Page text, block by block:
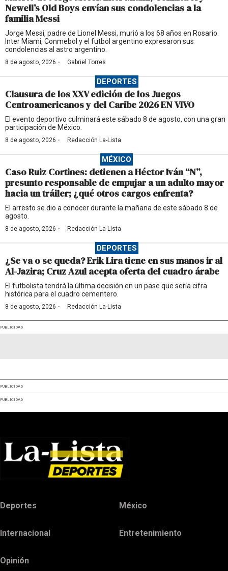
Newell’s Old Boys envían sus condolencias a la
familia Messi
Jorge Messi, padre de Lionel Messi, murió a los 68 años en Rosario.
Inter Miami, Conmebol y el futbol argentino expresaron sus
condolencias al astro argentino.
8 de agosto, 2026 · Gabriel Torres
DEPORTES
Clausura de los XXV edición de los Juegos
Centroamericanos y del Caribe 2026 EN VIVO
El evento deportivo culminará este sábado 8 de agosto, con una gran
participación de México.
8 de agosto, 2026 · Redacción La-Lista
MÉXICO
Caso Ruiz Cortines: detienen a Héctor Iván “N”,
presunto responsable de empujar a un adulto mayor
hacia un tráiler; ¿qué otros cargos enfrenta?
El arresto se dio a conocer durante la mañana de este sábado 8 de
agosto.
8 de agosto, 2026 · Redacción La-Lista
DEPORTES
¿Se va o se queda? Erik Lira tiene en sus manos ir al
Al-Jazira; Cruz Azul acepta oferta del cuadro árabe
El futbolista tendrá la última decisión en un pase que sería cifra
histórica para el cuadro cementero.
8 de agosto, 2026 · Redacción La-Lista
PUBLICIDAD
PUBLICIDAD
PUBLICIDAD
Deportes México
Internacional Entretenimiento
Opinión